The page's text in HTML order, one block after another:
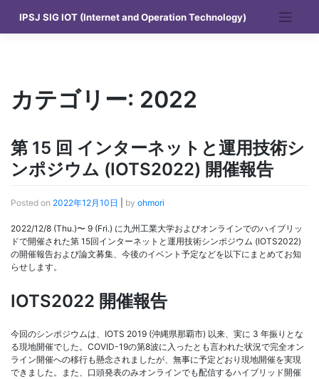
content
IPSJ SIG IOT (Internet and Operation Technology)
カテゴリー: 2022
第 15 回 インターネットと運用技術シ
ンポジウム (IOTS2022) 開催報告
Posted on 2022年12月10日 by ohmori
2022/12/8 (Thu.)〜 9 (Fri.) に九州工業大学およびオンラインでのハイブリッ
ドで開催された第 15回インターネットと運用技術シンポジウム (IOTS2022)
の開催報告および論文募集、今後のイベント予定などを以下にまとめてお知
らせします。
IOTS2022 開催報告
今回のシンポジウムは、IOTS 2019 (沖縄県那覇市) 以来、実に 3 年振りとな
る現地開催でした。COVID-19の第8波に入ったとも言われた状況で完全オン
ライン開催への移行も懸念されましたが、無事に予定どおり現地開催を実現
できました。また、口頭発表のみオンラインでも配信するハイブリッド開催